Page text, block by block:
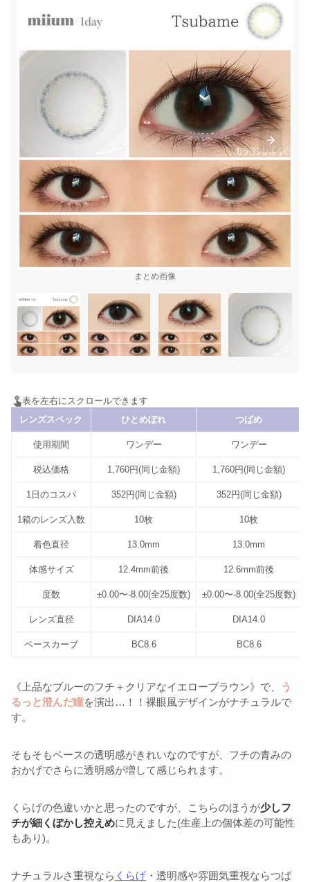
まとめ画像
レンズスペック ひとめぼれ つばめ
使用期間 ワンデー ワンデー
税込価格 1,760円(同じ金額) 1,760円(同じ金額)
1日のコスパ 352円(同じ金額) 352円(同じ金額)
1箱のレンズ入数 10枚 10枚
着色直径 13.0mm 13.0mm
体感サイズ 12.4mm前後 12.6mm前後
度数 ±0.00〜-8.00(全25度数) ±0.00〜-8.00(全25度数)
レンズ直径 DIA14.0 DIA14.0
ベースカーブ BC8.6 BC8.6
《上品なブルーのフチ＋クリアなイエローブラウン》で、
う
るっと澄んだ瞳を演出…！！裸眼風デザインがナチュラルで
す。
そもそもベースの透明感がきれいなのですが、フチの青みの
おかげでさらに透明感が増して感じられます。
くらげの色違いかと思ったのですが、こちらのほうが少しフ
チが細くぼかし控えめに見えました(生産上の個体差の可能性
もあり)。
ナチュラルさ重視なら くらげ ・透明感や雰囲気重視ならつば